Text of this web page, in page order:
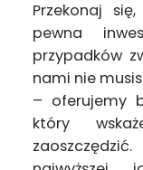
Przekonaj
pewna
przypadków
nami nie
– oferujemy
który